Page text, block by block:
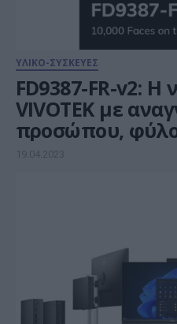
ΥΛΙΚΟ-ΣΥΣΚΕΥΕΣ
FD9387-FR-v2: Η
VIVOTEK με
προσώπου,
19.04.2023